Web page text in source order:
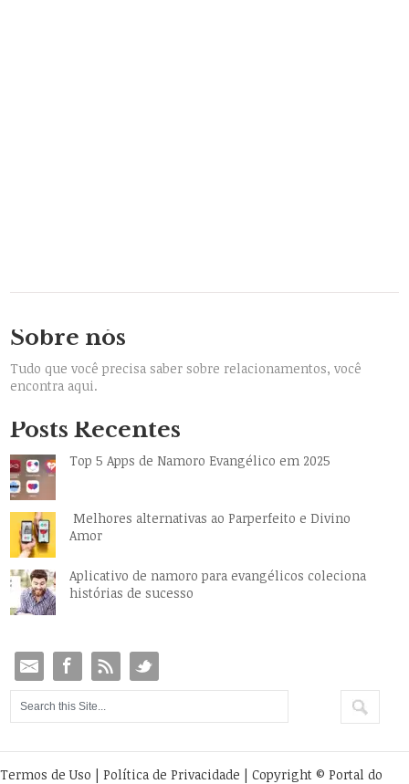
Sobre nós
Tudo que você precisa saber sobre relacionamentos, você
encontra aqui.
Posts Recentes
Top 5 Apps de Namoro Evangélico em 2025
Melhores alternativas ao Parperfeito e Divino
Amor
Aplicativo de namoro para evangélicos coleciona
histórias de sucesso
Termos de Uso | Política de Privacidade | Copyright © Portal do